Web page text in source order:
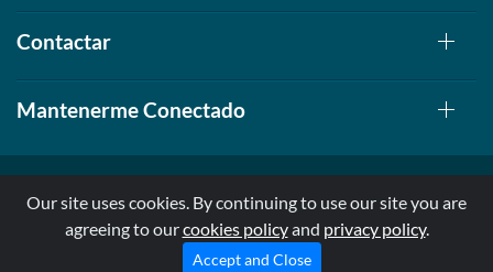
Contactar
Mantenerme Conectado
© 1999-2026, AllStarHealth.com | All Rights Reserved
* Estas declaraciones no han sido evaluadas por la FDA
Our site uses cookies. By continuing to use our site you are
agreeing to ourcookies policyand privacy policy.
Accept and Close